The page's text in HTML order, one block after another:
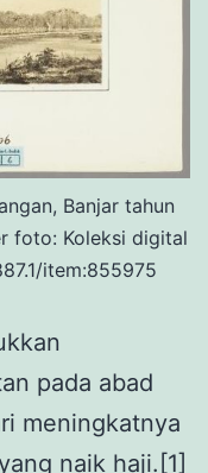
Banjar tahun
foto: Koleksi digital
item:855975
pada abad
meningkatnya
naik haji.[1]